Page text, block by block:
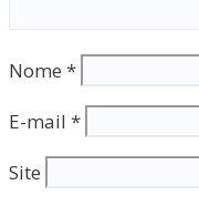
Nome *
E-mail *
Site